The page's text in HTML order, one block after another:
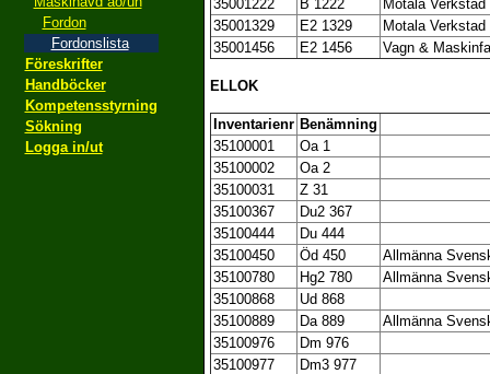
Fordon
Fordonslista
Föreskrifter
Handböcker
Kompetensstyrning
Sökning
Logga in/ut
35001222
B 1222
Motala Verkstad
35001329
E2 1329
Motala Verkstad
35001456
E2 1456 Vagn &
ELLOK
Inventarienr Benämning
35100001
Oa 1
35100002
Oa 2
35100031
Z 31
35100367
Du2 367
35100444
Du 444
35100450
Öd 450
Allmänna
35100780
Hg2 780
Allmänna
35100868
Ud 868
35100889
Da 889
Allmänna
35100976
Dm 976
35100977
Dm3 977